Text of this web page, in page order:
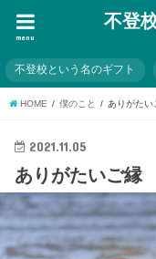
不登
menu
不登校という名のギフト
HOME 僕のこと ありがたい
2021.11.05
ありがたいご縁